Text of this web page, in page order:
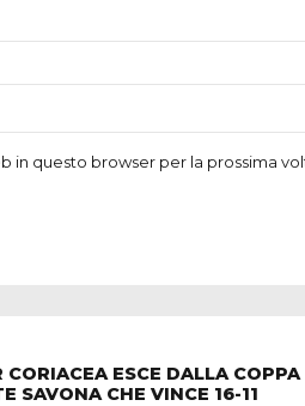
in questo browser per la prossima
CORIACEA ESCE DALLA
SAVONA CHE VINCE 16-11